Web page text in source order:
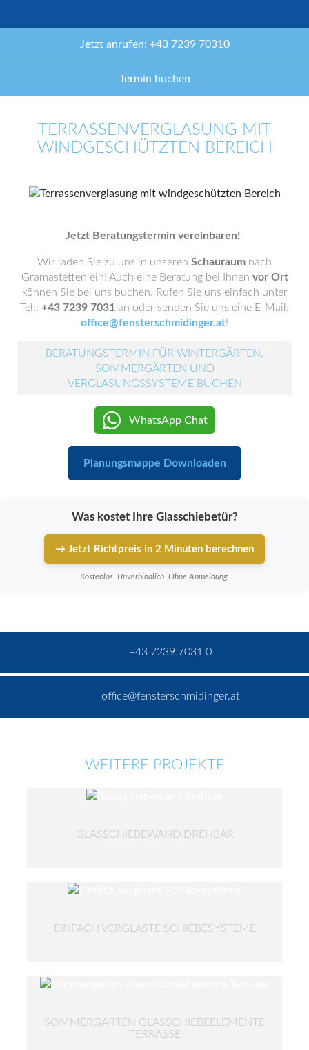
Jetzt anrufen: +43 7239 70310
Termin buchen
TERRASSENVERGLASUNG MIT
WINDGESCHÜTZTEN BEREICH
Jetzt Beratungstermin vereinbaren!
Wir laden Sie zu uns in unseren Schauraum nach
Gramastetten ein! Auch eine Beratung bei Ihnen vor Ort
können Sie bei uns buchen. Rufen Sie uns einfach unter
Tel.: +43 7239 7031 an oder senden Sie uns eine E-Mail:
office@fensterschmidinger.at!
BERATUNGSTERMIN FÜR WINTERGÄRTEN,
SOMMERGÄRTEN UND
VERGLASUNGSSYSTEME BUCHEN
WhatsApp Chat
Planungsmappe Downloaden
Was kostet Ihre Glasschiebetür?
→ Jetzt Richtpreis in 2 Minuten berechnen
Kostenlos. Unverbindlich. Ohne Anmeldung.
+43 7239 7031 0
office@fensterschmidinger.at
WEITERE PROJEKTE
GLASSCHIEBEWAND DREHBAR
EINFACH VERGLASTE SCHIEBESYSTEME
SOMMERGARTEN GLASSCHIEBEELEMENTE
TERRASSE